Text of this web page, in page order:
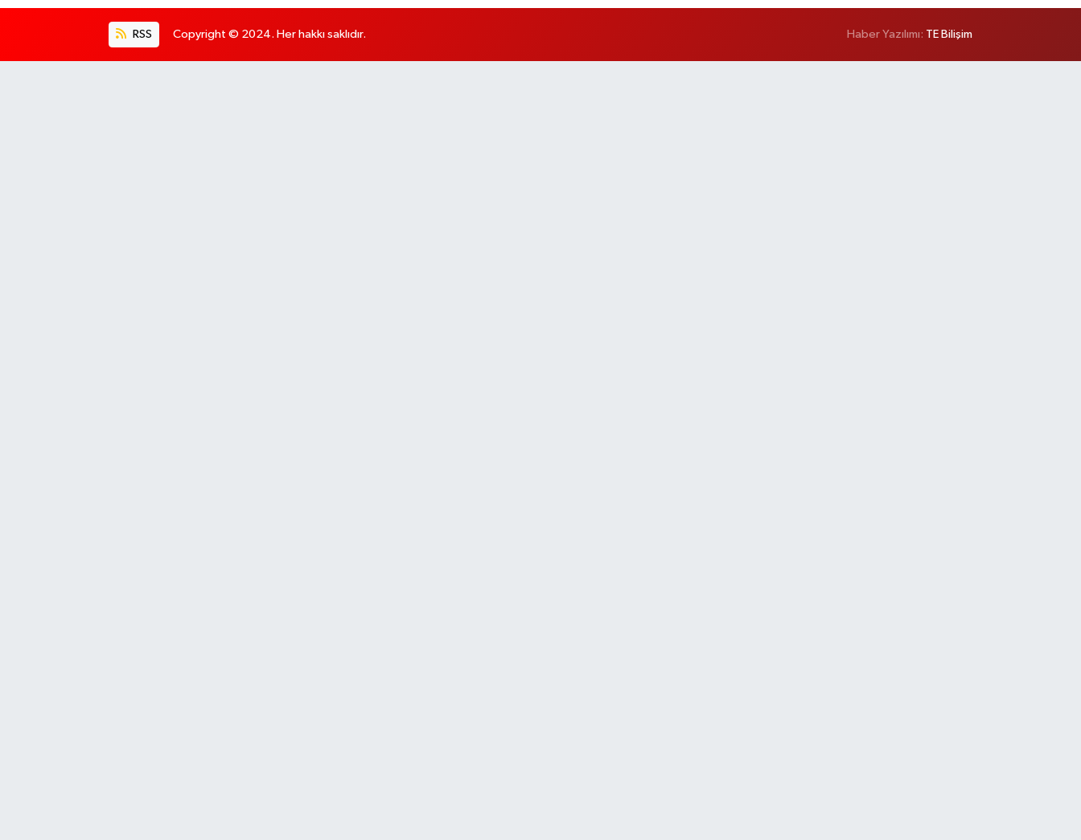
RSS Copyright © 2024. Her hakkı saklıdır. Haber Yazılımı: TE Bilişim